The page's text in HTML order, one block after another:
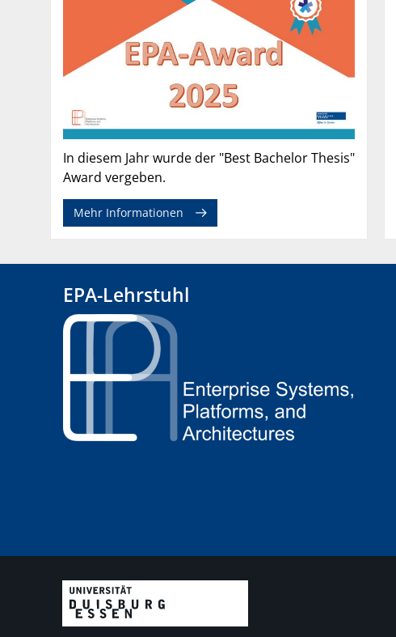
In diesem Jahr wurde der "Best Bachelor Thesis"
Award vergeben.
Mehr Informationen
EPA-Lehrstuhl